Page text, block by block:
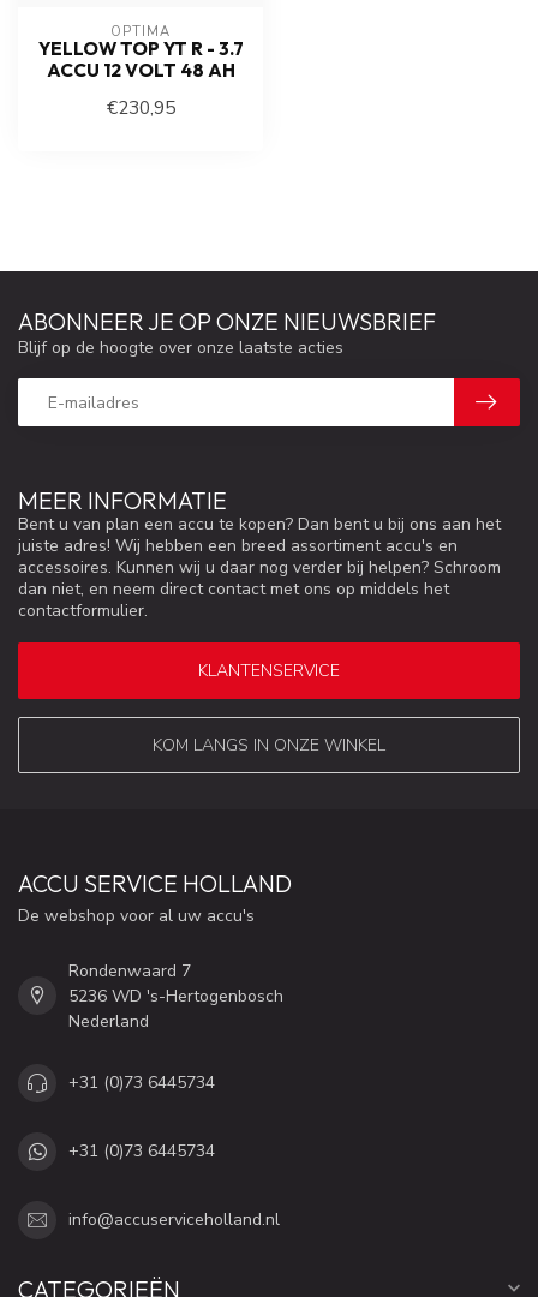
OPTIMA
YELLOW TOP YT R - 3.7
ACCU 12 VOLT 48 AH
€230,95
MEER INFORMATIE
Bent u van plan een accu te kopen? Dan bent u bij ons aan het
juiste adres! Wij hebben een breed assortiment accu's en
accessoires. Kunnen wij u daar nog verder bij helpen? Schroom
dan niet, en neem direct contact met ons op middels het
contactformulier.
KLANTENSERVICE
KOM LANGS IN ONZE WINKEL
ABONNEER JE OP ONZE NIEUWSBRIEF
Blijf op de hoogte over onze laatste acties
ACCU SERVICE HOLLAND
De webshop voor al uw accu's
Rondenwaard 7
5236 WD 's-Hertogenbosch
Nederland
+31 (0)73 6445734
+31 (0)73 6445734
info@accuserviceholland.nl
CATEGORIEËN